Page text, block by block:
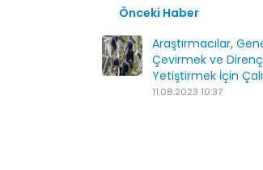
Önceki Haber
Araştırmacılar,
Çevirmek ve
Yetiştirmek İçin
11.08.2023 10:37